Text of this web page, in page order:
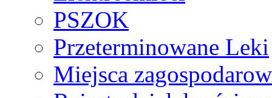
PSZOK
Przeterminowane Leki
Miejsca